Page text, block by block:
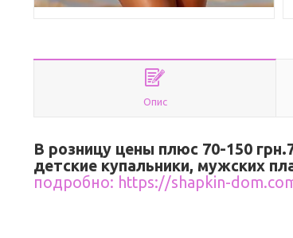
Опис
В розницу цены плюс 70-150
детские купальники, мужских
подробно: https://shapkin-